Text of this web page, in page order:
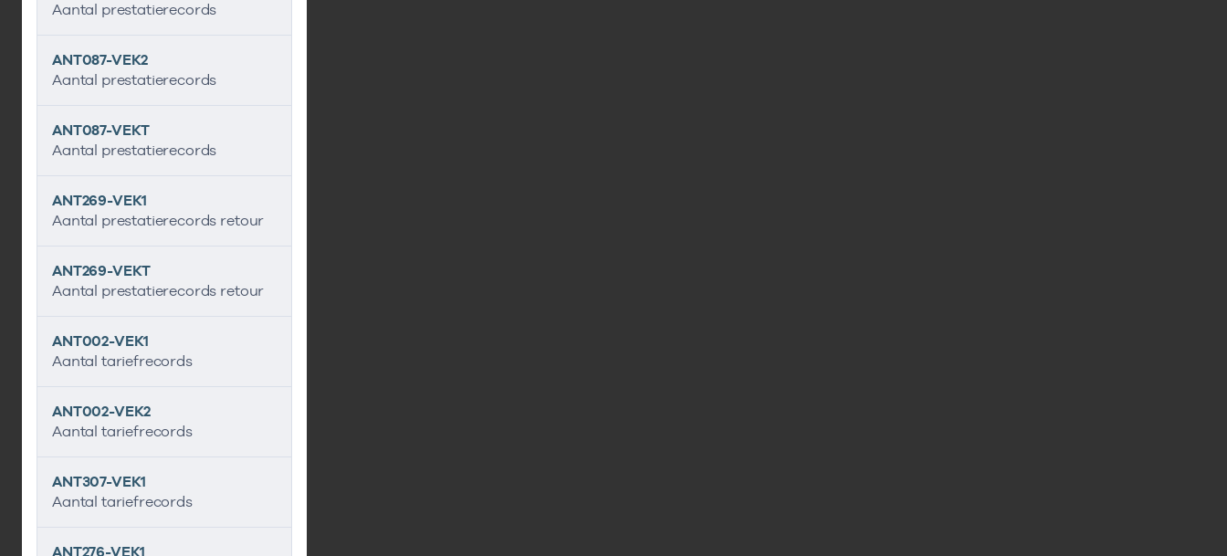
Aantal prestatierecords
ANT087-VEK2
Aantal prestatierecords
ANT087-VEKT
Aantal prestatierecords
ANT269-VEK1
Aantal prestatierecords retour
ANT269-VEKT
Aantal prestatierecords retour
ANT002-VEK1
Aantal tariefrecords
ANT002-VEK2
Aantal tariefrecords
ANT307-VEK1
Aantal tariefrecords
ANT276-VEK1